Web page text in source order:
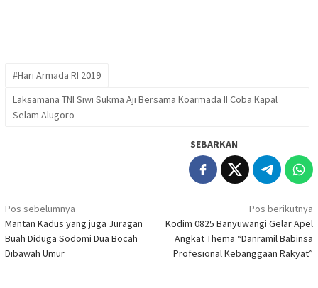
#Hari Armada RI 2019
Laksamana TNI Siwi Sukma Aji Bersama Koarmada II Coba Kapal
Selam Alugoro
SEBARKAN
Navigasi
pos
Pos sebelumnya
Mantan Kadus yang juga Juragan
Buah Diduga Sodomi Dua Bocah
Dibawah Umur
Pos berikutnya
Kodim 0825 Banyuwangi Gelar Apel
Angkat Thema “Danramil Babinsa
Profesional Kebanggaan Rakyat”